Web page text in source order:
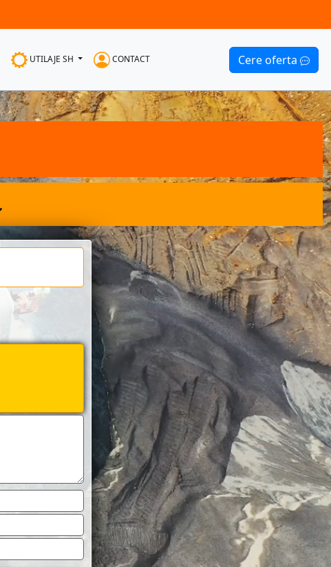
UTILAJE SH CONTACT Cere oferta